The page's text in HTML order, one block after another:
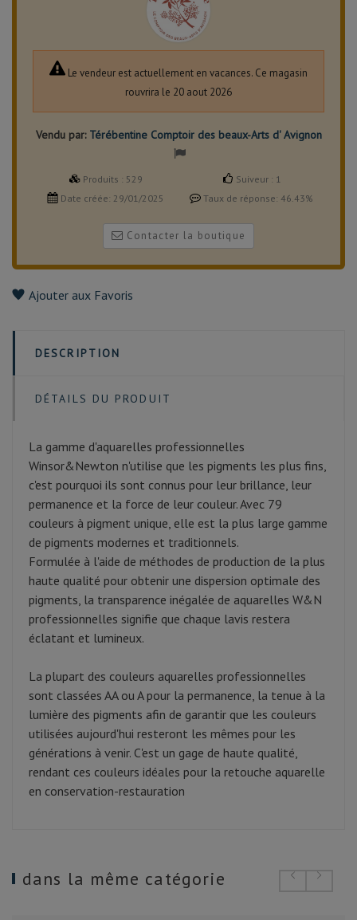
Le vendeur est actuellement en vacances. Ce magasin
rouvrira le 20 aout 2026
Vendu par: Térébentine Comptoir des beaux-Arts d' Avignon
Produits : 529 Suiveur : 1
Date créée: 29/01/2025 Taux de réponse: 46.43%
Contacter la boutique
Ajouter aux Favoris
DESCRIPTION
DÉTAILS DU PRODUIT
La gamme d'aquarelles professionnelles
Winsor&Newton n'utilise que les pigments les plus fins,
c'est pourquoi ils sont connus pour leur brillance, leur
permanence et la force de leur couleur. Avec 79
couleurs à pigment unique, elle est la plus large gamme
de pigments modernes et traditionnels.
Formulée à l'aide de méthodes de production de la plus
haute qualité pour obtenir une dispersion optimale des
pigments, la transparence inégalée de aquarelles W&N
professionnelles signifie que chaque lavis restera
éclatant et lumineux.
La plupart des couleurs aquarelles professionnelles
sont classées AA ou A pour la permanence, la tenue à la
lumière des pigments afin de garantir que les couleurs
utilisées aujourd'hui resteront les mêmes pour les
générations à venir. C'est un gage de haute qualité,
rendant ces couleurs idéales pour la retouche aquarelle
en conservation-restauration
dans la même catégorie